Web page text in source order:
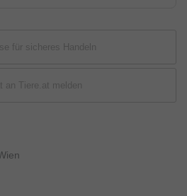
für sicheres Handeln
an Tiere.at melden